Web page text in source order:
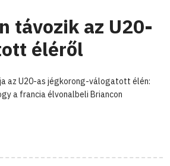
távozik az U20-
éléről
az U20-as jégkorong-válogatott élén:
a francia élvonalbeli Briancon